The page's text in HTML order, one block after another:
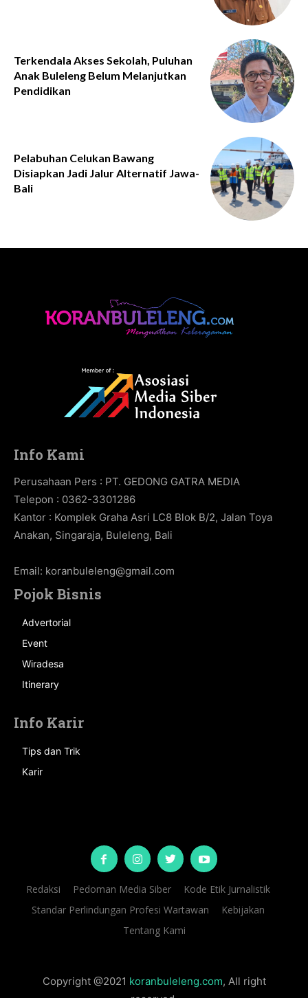
Terkendala Akses Sekolah, Puluhan
Anak Buleleng Belum Melanjutkan
Pendidikan
Pelabuhan Celukan Bawang
Disiapkan Jadi Jalur Alternatif Jawa-
Bali
Info Kami
Perusahaan Pers : PT. GEDONG GATRA MEDIA
Telepon : 0362-3301286
Kantor : Komplek Graha Asri LC8 Blok B/2, Jalan Toya
Anakan, Singaraja, Buleleng, Bali
Email: koranbuleleng@gmail.com
Pojok Bisnis
Advertorial
Event
Wiradesa
Itinerary
Info Karir
Tips dan Trik
Karir
Redaksi Pedoman Media Siber
Kode Etik Jurnalistik
Standar Perlindungan Profesi Wartawan
Kebijakan
Tentang Kami
Copyright @2021 koranbuleleng.com, All right